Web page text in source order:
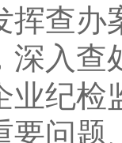
挥查办
深入
业纪
要问